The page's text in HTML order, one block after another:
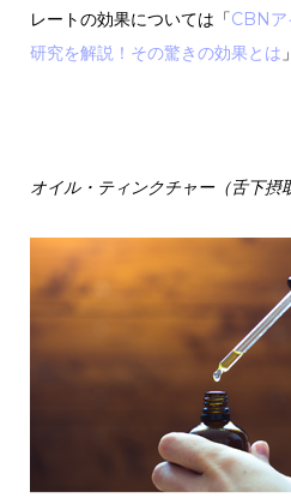
レートの効果については「CBNア
研究を解説！その驚きの効果とは
オイル・ティンクチャー（舌下摂